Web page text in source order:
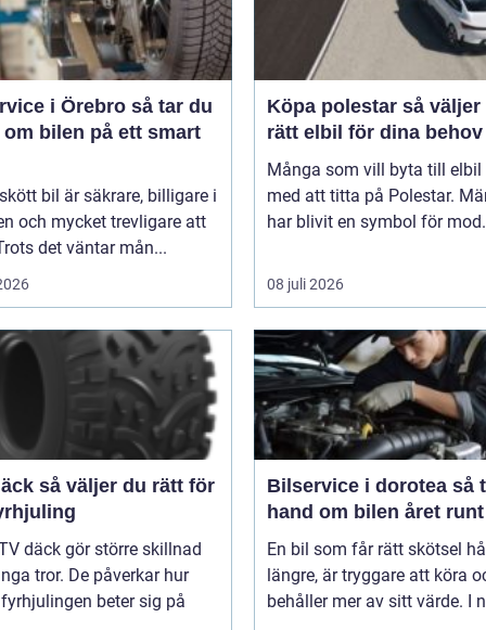
i Örebro så tar du
om bilen på ett smart
bil är säkrare, billigare i
och mycket trevligare att
det väntar mån...
Köpa polestar så väljer du
rätt elbil för dina behov
Många som vill byta till elbil
med att titta på Polestar.
har blivit en symbol för
08 juli 2026
du rätt för
däck gör större skillnad
tror. De påverkar hur
beter sig på
Bilservice i dorotea så tar du
hand om bilen året runt
En bil som får rätt skötsel
längre, är tryggare att köra
behåller mer av sitt värde. I